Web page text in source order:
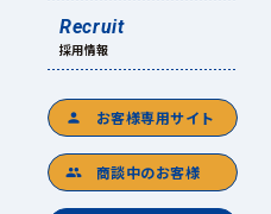
Recruit
採用情報
person お客様専用サイト
group 商談中のお客様